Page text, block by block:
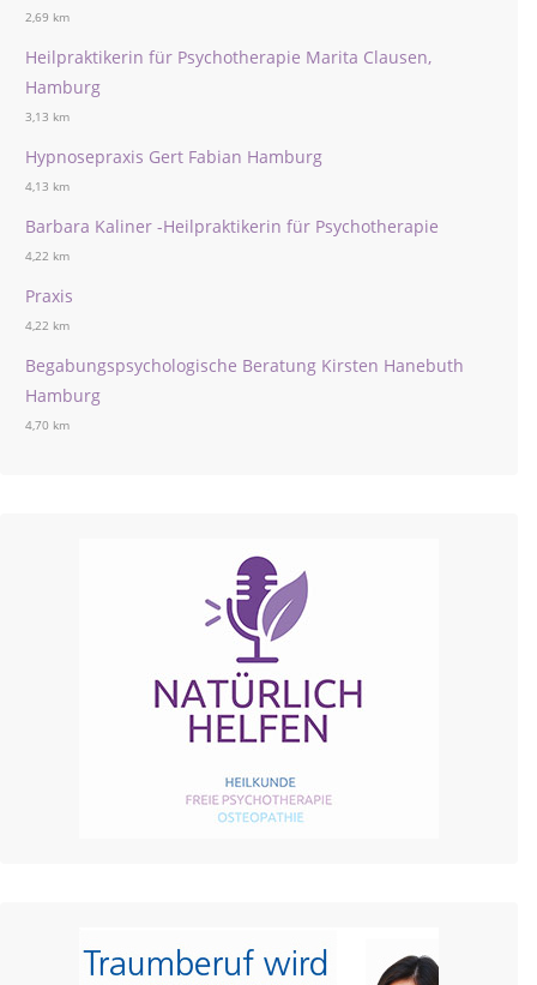
2,69 km
Heilpraktikerin für Psychotherapie Marita Clausen,
Hamburg
3,13 km
Hypnosepraxis Gert Fabian Hamburg
4,13 km
Barbara Kaliner -Heilpraktikerin für Psychotherapie
4,22 km
Praxis
4,22 km
Begabungspsychologische Beratung Kirsten Hanebuth
Hamburg
4,70 km